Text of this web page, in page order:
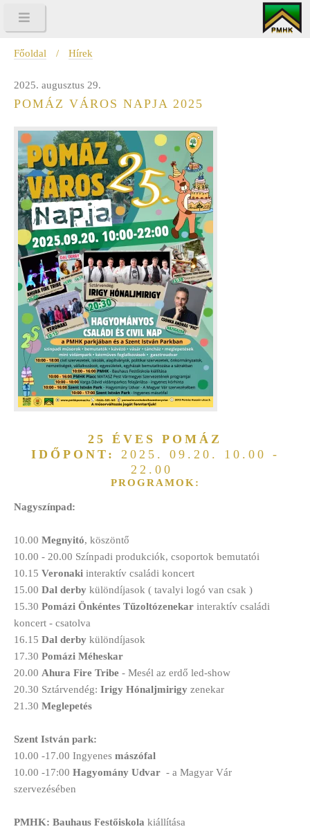
Főoldal / Hírek
2025. augusztus 29.
POMÁZ VÁROS NAPJA 2025
25 ÉVES POMÁZ
IDŐPONT: 2025. 09.20. 10.00 -
22.00
PROGRAMOK:
Nagyszínpad:
10.00 Megnyitó, köszöntő
10.00 - 20.00 Színpadi produkciók, csoportok bemutatói
10.15 Veronaki interaktív családi koncert
15.00 Dal derby különdíjasok ( tavalyi logó van csak )
15.30 Pomázi Önkéntes Tűzoltózenekar interaktív családi
koncert - csatolva
16.15 Dal derby különdíjasok
17.30 Pomázi Méheskar
20.00 Ahura Fire Tribe - Mesél az erdő led-show
20.30 Sztárvendég: Irigy Hónaljmirigy zenekar
21.30 Meglepetés
Szent István park:
10.00 -17.00 Ingyenes mászófal
10.00 -17:00 Hagyomány Udvar - a Magyar Vár
szervezésében
PMHK: Bauhaus Festőiskola kiállítása